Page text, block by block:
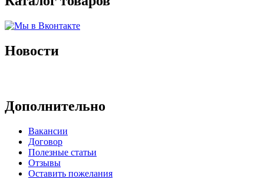
Новости
Дополнительно
Вакансии
Договор
Полезные статьи
Отзывы
Оставить пожелания